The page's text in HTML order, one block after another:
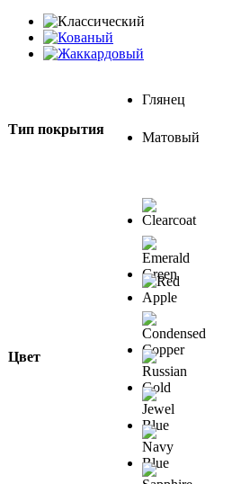
Тип покрытия
Глянец
Матовый
Цвет